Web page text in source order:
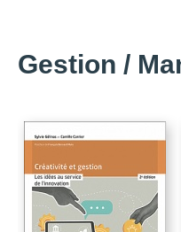
Gestion /